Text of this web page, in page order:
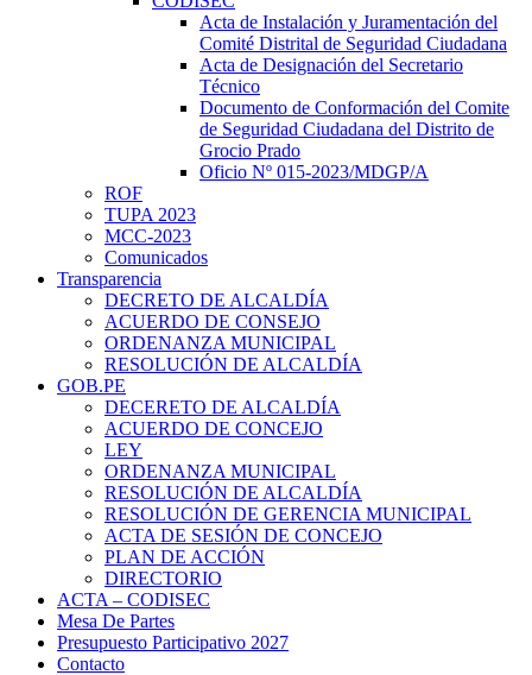
Acta de Instalación y Juramentación del
Comité Distrital de Seguridad Ciudadana
Acta de Designación del Secretario
Técnico
Documento de Conformación del Comite
de Seguridad Ciudadana del Distrito de
Grocio Prado
Oficio Nº 015-2023/MDGP/A
ROF
TUPA 2023
MCC-2023
Comunicados
Transparencia
DECRETO DE ALCALDÍA
ACUERDO DE CONSEJO
ORDENANZA MUNICIPAL
RESOLUCIÓN DE ALCALDÍA
GOB.PE
DECERETO DE ALCALDÍA
ACUERDO DE CONCEJO
LEY
ORDENANZA MUNICIPAL
RESOLUCIÓN DE ALCALDÍA
RESOLUCIÓN DE GERENCIA MUNICIPAL
ACTA DE SESIÓN DE CONCEJO
PLAN DE ACCIÓN
DIRECTORIO
ACTA – CODISEC
Mesa De Partes
Presupuesto Participativo 2027
Contacto